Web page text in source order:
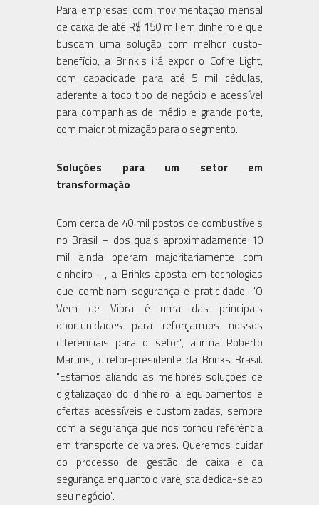
Para empresas com movimentação mensal
de caixa de até R$ 150 mil em dinheiro e que
buscam uma solução com melhor custo-
benefício, a Brink's irá expor o Cofre Light,
com capacidade para até 5 mil cédulas,
aderente a todo tipo de negócio e acessível
para companhias de médio e grande porte,
com maior otimização para o segmento.
Soluções para um setor em
transformação
Com cerca de 40 mil postos de combustíveis
no Brasil – dos quais aproximadamente 10
mil ainda operam majoritariamente com
dinheiro –, a Brinks aposta em tecnologias
que combinam segurança e praticidade. "O
Vem de Vibra é uma das principais
oportunidades para reforçarmos nossos
diferenciais para o setor", afirma Roberto
Martins, diretor-presidente da Brinks Brasil.
"Estamos aliando as melhores soluções de
digitalização do dinheiro a equipamentos e
ofertas acessíveis e customizadas, sempre
com a segurança que nos tornou referência
em transporte de valores. Queremos cuidar
do processo de gestão de caixa e da
segurança enquanto o varejista dedica-se ao
seu negócio".